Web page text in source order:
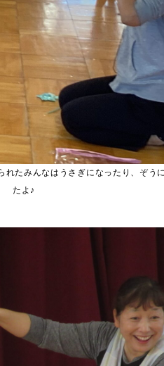
たみんなはうさぎになったり、ぞう
たよ♪